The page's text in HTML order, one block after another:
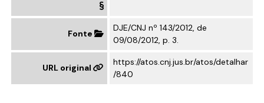
Fonte
DJE/CNJ nº 143/2012, de
09/08/2012, p. 3.
URL original
https://atos.cnj.jus.br/atos/detalhar
/840